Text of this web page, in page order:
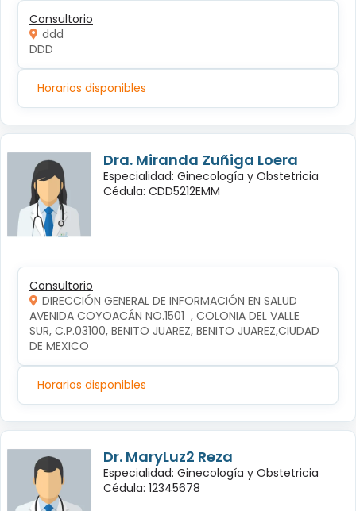
Consultorio
ddd
DDD
Horarios disponibles
Dra. Miranda Zuñiga Loera
Especialidad: Ginecología y Obstetricia
Cédula: CDD5212EMM
Consultorio
DIRECCIÓN GENERAL DE INFORMACIÓN EN SALUD
AVENIDA COYOACÁN NO.1501  , COLONIA DEL VALLE
SUR, C.P.03100, BENITO JUAREZ, BENITO JUAREZ,CIUDAD
DE MEXICO
Horarios disponibles
Dr. MaryLuz2 Reza
Especialidad: Ginecología y Obstetricia
Cédula: 12345678